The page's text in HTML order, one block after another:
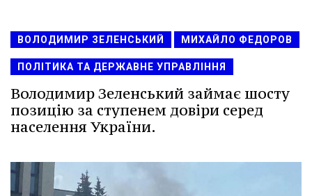
ВОЛОДИМИР ЗЕЛЕНСЬКИЙ МИХАЙЛО ФЕДОРОВ
ПОЛІТИКА ТА ДЕРЖАВНЕ УПРАВЛІННЯ
Володимир Зеленський займає шосту
позицію за ступенем довіри серед
населення України.